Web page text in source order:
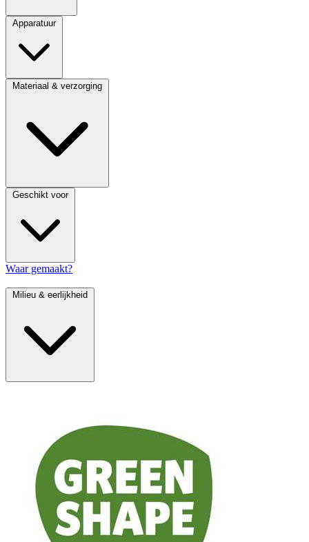
Apparatuur
Materiaal & verzorging
Geschikt voor
Waar gemaakt?
Milieu & eerlijkheid